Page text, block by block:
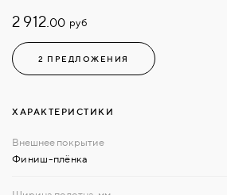
2 912.00 руб
2 ПРЕДЛОЖЕНИЯ
ХАРАКТЕРИСТИКИ
Финиш-плёнка